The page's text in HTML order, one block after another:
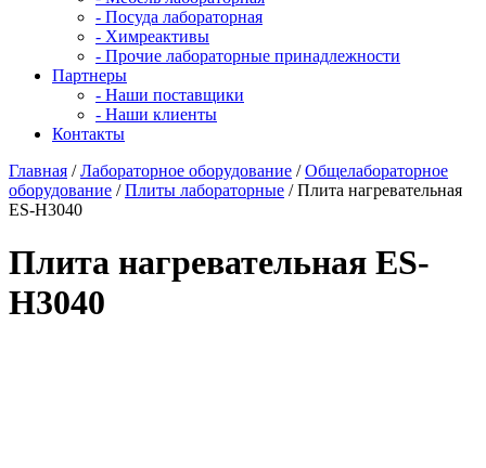
- Посуда лабораторная
- Химреактивы
- Прочие лабораторные принадлежности
Партнеры
- Наши поставщики
- Наши клиенты
Контакты
Главная /Лабораторное оборудование /Общелабораторное
оборудование /Плиты лабораторные / Плита нагревательная
ES-H3040
Плита нагревательная ES-
H3040